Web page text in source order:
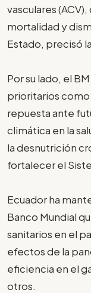
vasculares
mortalidad y
Estado, precisó
Por su lado, el
prioritarios
repuesta ante
climática en la
la desnutrición
fortalecer el
Ecuador ha
Banco Mundial
sanitarios en el
efectos de la
eficiencia en el
otros.